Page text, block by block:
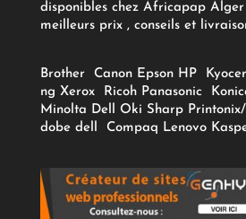
disponibles chez Africapap
meilleurs prix , conseils et
Brother Canon Epson HP
ng Xerox Ricoh Panasonic
Minolta Dell Oki Sharp
dobe dell Compaq Lenovo